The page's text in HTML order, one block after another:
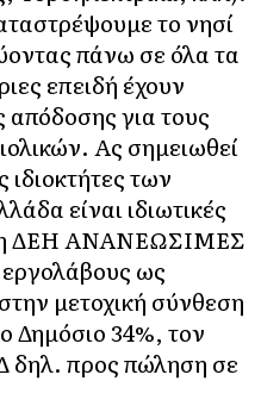
το νησί
πάνω σε όλα τα
επειδή έχουν
απόδοσης για τους
Ας σημειωθεί
ιδιοκτήτες των
είναι ιδιωτικές
η ΔΕΗ ΑΝΑΝΕΩΣΙΜΕΣ
ως
μετοχική σύνθεση
Δημόσιο 34%, τον
δηλ. προς πώληση σε